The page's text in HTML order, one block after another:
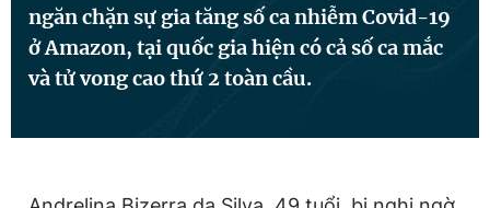
Đọc Thanh Niên trên điện thoại
ngăn chặn sự gia tăng số ca nhiễm Covid-19
ở Amazon, tại quốc gia hiện có cả số ca mắc
và tử vong cao thứ 2 toàn cầu.